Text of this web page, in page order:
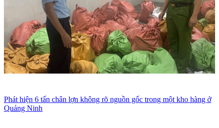
Phát hiện 6 tấn chân lợn không rõ nguồn gốc trong một kho hàng ở
Quảng Ninh